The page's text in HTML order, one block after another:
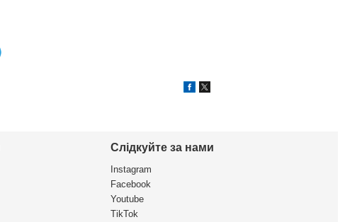
Слідкуйте за нами
Instagram
Facebook
Youtube
TikTok